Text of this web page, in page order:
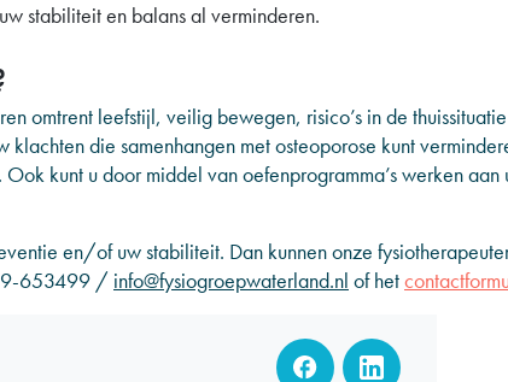
stabiliteit en balans al verminderen.
omtrent leefstijl, veilig bewegen, risico’s in de
die samenhangen met osteoporose kunt
kunt u door middel van oefenprogramma’s werken
en/of uw stabiliteit. Dan kunnen onze
653499 / info@fysiogroepwaterland.nl of het